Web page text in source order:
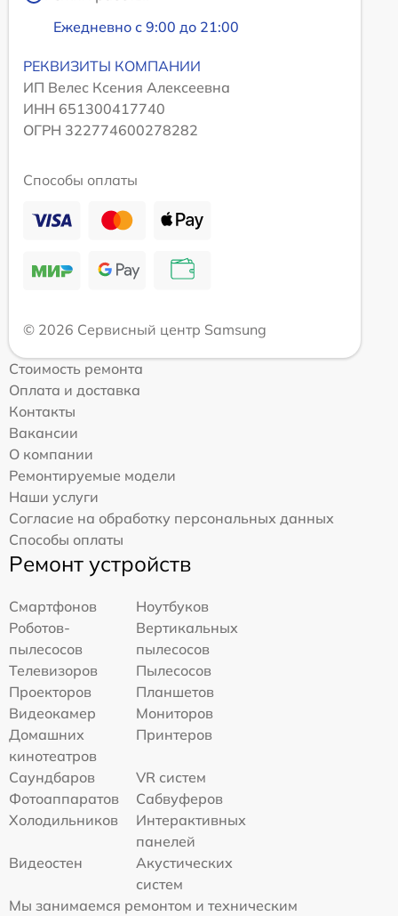
Ежедневно с 9:00 до 21:00
РЕКВИЗИТЫ КОМПАНИИ
ИП Велес Ксения Алексеевна
ИНН 651300417740
ОГРН 322774600278282
Способы оплаты
© 2026 Сервисный центр Samsung
Стоимость ремонта
Оплата и доставка
Контакты
Вакансии
О компании
Ремонтируемые модели
Наши услуги
Согласие на обработку персональных данных
Способы оплаты
Ремонт устройств
Смартфонов
Ноутбуков
Роботов-
пылесосов
Вертикальных
пылесосов
Телевизоров
Пылесосов
Проекторов
Планшетов
Видеокамер
Мониторов
Домашних
кинотеатров
Принтеров
Саундбаров
VR систем
Фотоаппаратов
Сабвуферов
Холодильников
Интерактивных
панелей
Видеостен
Акустических
систем
Мы занимаемся ремонтом и техническим